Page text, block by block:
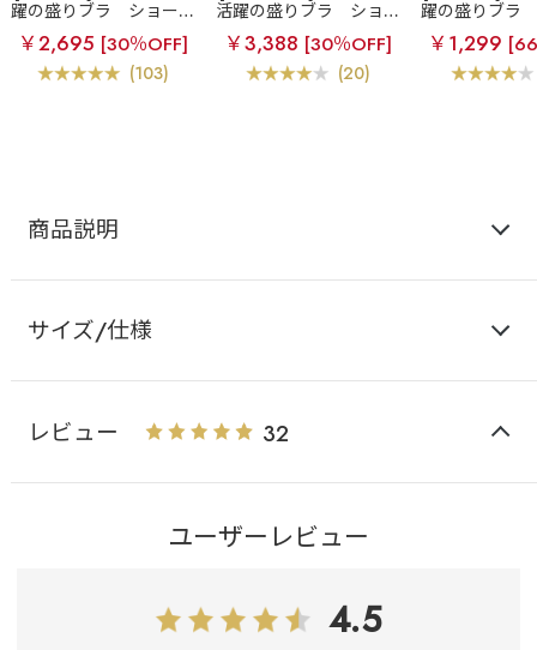
躍の盛りブラ
ショート
レングス ブラトップ 超
盛ブラ(R) 単品ブラジャ
ー
￥2,695 [30％OFF]
(103)
活躍の盛りブラ
ショー
トレングス ブラトップ
超盛ブラ(R) ブラジャー&
ショーツ
￥3,388 [30％OFF]
(20)
躍の盛りブラ
レングス ブ
盛ブラ(R) 単
ー
￥1,299
商品説明
サイズ/仕様
レビュー 32
ユーザーレビュー
4.5